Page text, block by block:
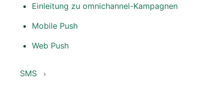
Einleitung zu omnichannel-Kampagnen
Mobile Push
Web Push
SMS